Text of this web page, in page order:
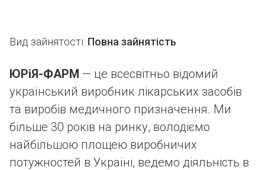
Вид зайнятості: Повна зайнятість
ЮРіЯ-ФАРМ — це всесвітньо відомий
український виробник лікарських засобів
та виробів медичного призначення. Ми
більше 30 років на ринку, володіємо
найбільшою площею виробничих
потужностей в Україні, ведемо діяльність в